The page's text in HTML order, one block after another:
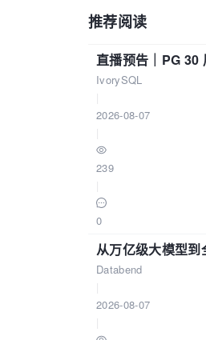
推荐阅读
直播预告｜PG 30
IvorySQL
2026-08-07
239
0
从万亿级大模型
Databend
2026-08-07